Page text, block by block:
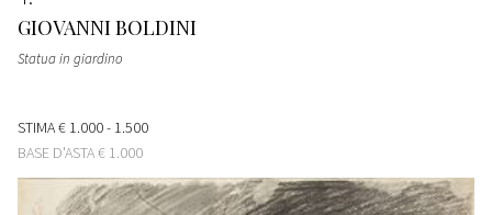
GIOVANNI BOLDINI
Statua in giardino
STIMA€ 1.000 - 1.500
BASE D'ASTA€ 1.000